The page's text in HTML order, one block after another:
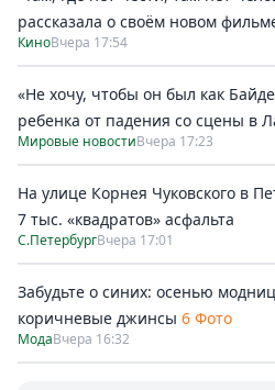
рассказала о своём новом
КиноВчера 17:54
«Не хочу, чтобы он был как
ребенка от падения со сцены в
Мировые новостиВчера 17:23
На улице Корнея Чуковского в
7 тыс. «квадратов» асфальта
С.ПетербургВчера 17:01
Забудьте о синих: осенью
коричневые джинсы 6 Фото
МодаВчера 16:32